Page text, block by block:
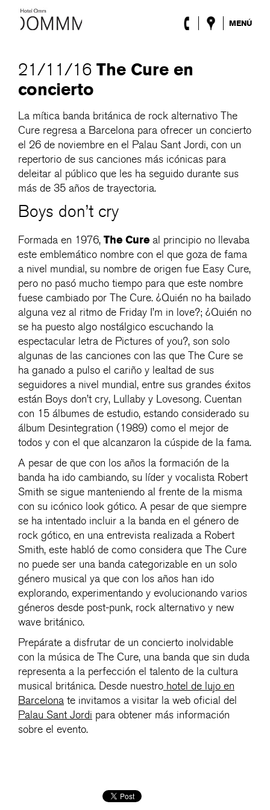
MENÚ
Roca Barcelona
Spa
Lobby & Club
Eventos
Promociones
Blog
ENG / ESP /DEU/ FRA / CAT
21/11/16 The Cure en
concierto
La mítica banda británica de rock alternativo The
Cure regresa a Barcelona para ofrecer un concierto
el 26 de noviembre en el Palau Sant Jordi, con un
repertorio de sus canciones más icónicas para
deleitar al público que les ha seguido durante sus
más de 35 años de trayectoria.
Boys don’t cry
Formada en 1976, The Cure al principio no llevaba
este emblemático nombre con el que goza de fama
a nivel mundial, su nombre de origen fue Easy Cure,
pero no pasó mucho tiempo para que este nombre
fuese cambiado por The Cure. ¿Quién no ha bailado
alguna vez al ritmo de Friday I’m in love?; ¿Quién no
se ha puesto algo nostálgico escuchando la
espectacular letra de Pictures of you?, son solo
algunas de las canciones con las que The Cure se
ha ganado a pulso el cariño y lealtad de sus
seguidores a nivel mundial, entre sus grandes éxitos
están Boys don’t cry, Lullaby y Lovesong. Cuentan
con 15 álbumes de estudio, estando considerado su
álbum Desintegration (1989) como el mejor de
todos y con el que alcanzaron la cúspide de la fama.
A pesar de que con los años la formación de la
banda ha ido cambiando, su líder y vocalista Robert
Smith se sigue manteniendo al frente de la misma
con su icónico look gótico. A pesar de que siempre
se ha intentado incluir a la banda en el género de
rock gótico, en una entrevista realizada a Robert
Smith, este habló de como considera que The Cure
no puede ser una banda categorizable en un solo
género musical ya que con los años han ido
explorando, experimentando y evolucionando varios
géneros desde post-punk, rock alternativo y new
wave británico.
Prepárate a disfrutar de un concierto inolvidable
con la música de The Cure, una banda que sin duda
representa a la perfección el talento de la cultura
musical británica. Desde nuestro hotel de lujo en
Barcelona te invitamos a visitar la web oficial del
Palau Sant Jordi para obtener más información
sobre el evento.